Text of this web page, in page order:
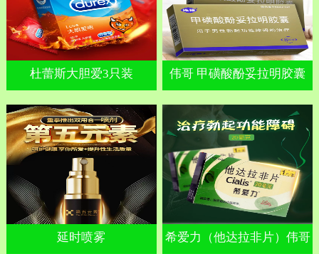
杜蕾斯大胆爱3只装 伟哥 甲磺酸酚妥拉明胶囊
延时喷雾 希爱力（他达拉非片）伟哥